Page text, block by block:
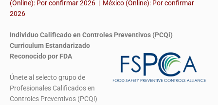
(Online): Por confirmar 2026 | México (Online): Por confirmar
2026
Individuo Calificado en Controles Preventivos (PCQi)
Curriculum Estandarizado
Reconocido por FDA
Únete al selecto grupo de
Profesionales Calificados en
Controles Preventivos (PCQi)